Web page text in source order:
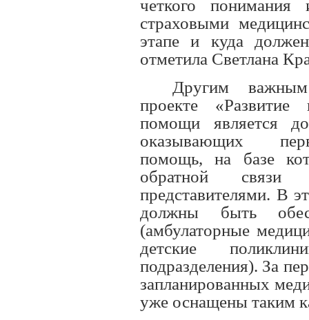
четкого
страховыми
этапе и куда
отметила Светлана
Другим
проекте «Развитие
помощи является
оказывающих
помощь, на базе
обратной связи
представителями. В
должны быть
(амбулаторные
детские
подразделения). За
запланированных
уже оснащены таким